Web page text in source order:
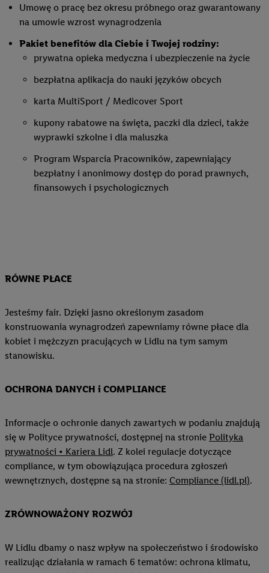
Umowę o pracę bez okresu próbnego oraz gwarantowany
na umowie wzrost wynagrodzenia
Pakiet benefitów dla Ciebie i Twojej rodziny:
prywatna opieka medyczna i ubezpieczenie na życie
bezpłatna aplikacja do nauki języków obcych
karta MultiSport / Medicover Sport
kupony rabatowe na święta, paczki dla dzieci, także
wyprawki szkolne i dla maluszka
Program Wsparcia Pracowników, zapewniający
bezpłatny i anonimowy dostęp do porad prawnych,
finansowych i psychologicznych
RÓWNE PŁACE
Jesteśmy fair. Dzięki jasno określonym zasadom
konstruowania wynagrodzeń zapewniamy równe płace dla
kobiet i mężczyzn pracujących w Lidlu na tym samym
stanowisku.
OCHRONA DANYCH i COMPLIANCE
Informacje o ochronie danych zawartych w podaniu znajdują
się w Polityce prywatności, dostępnej na stronie Polityka
prywatności • Kariera Lidl. Z kolei regulacje dotyczące
compliance, w tym obowiązująca procedura zgłoszeń
wewnętrznych, dostępne są na stronie: Compliance (lidl.pl).
ZRÓWNOWAŻONY ROZWÓJ
W Lidlu dbamy o nasz wpływ na społeczeństwo i środowisko
realizując działania w ramach 6 tematów: ochrona klimatu,